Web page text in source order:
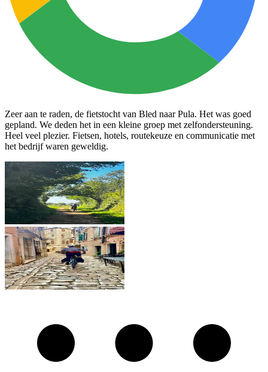
Zeer aan te raden, de fietstocht van Bled naar Pula. Het was goed
gepland. We deden het in een kleine groep met zelfondersteuning.
Heel veel plezier. Fietsen, hotels, routekeuze en communicatie met
het bedrijf waren geweldig.